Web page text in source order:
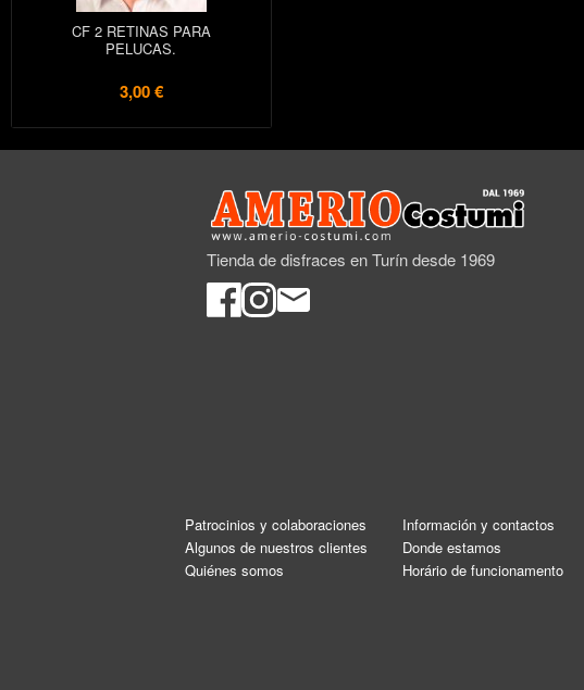
CF 2 RETINAS PARA
PELUCAS.
3,00 €
Tienda de disfraces en Turín desde 1969
Patrocinios y colaboraciones
Algunos de nuestros clientes
Quiénes somos
Información y contactos
Donde estamos
Horário de funcionamento